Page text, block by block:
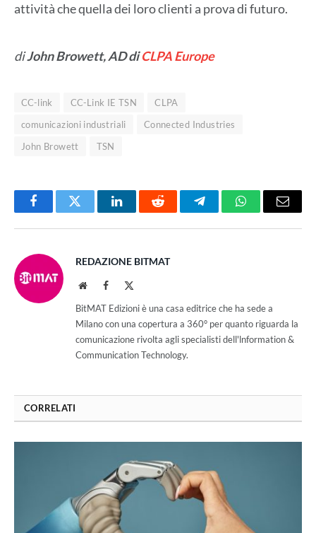
attività che quella dei loro clienti a prova di futuro.
diJohn Browett, AD diCLPA Europe
CC-link CC-Link IE TSN
CLPA
comunicazioni industriali
Connected Industries
John Browett
TSN
FacebookTwitter LinkedInReddit TelegramWhatsAppEmail
REDAZIONE BITMAT
WebsiteFacebook
BitMAT Edizioni è una casa editrice che ha sede a
Milano con una copertura a 360° per quanto riguarda la
comunicazione rivolta agli specialisti dell'lnformation &
Communication Technology.
CORRELATI